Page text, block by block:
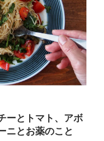
ーとトマト、アボ
ニとお薬のこと